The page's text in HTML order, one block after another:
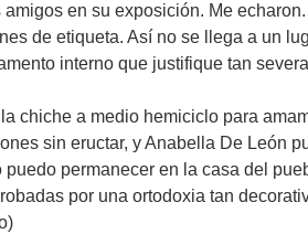
en su exposición. Me
de etiqueta. Así no se llega a un
interno que justifique tan
chiche a medio hemiciclo para
sin eructar, y Anabella De León
permanecer en la casa del
por una ortodoxia tan